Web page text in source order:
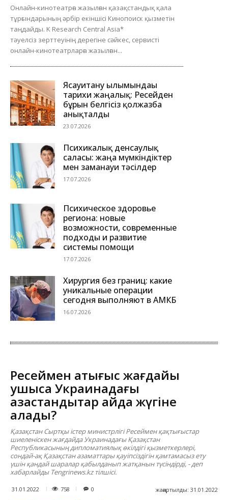
Онлайн-кинотеатрға жазылған қазақстандық қала
тұрғындарының әрбір екіншісі Кинопоиск қызметін
таңдайды. K Research Central Asia*
тәуелсіз зерттеуінің дерегіне сәйкес, сервисті
онлайн-кинотеатрларға жазылған...
Ясауитану ғылымындағы
тарихи жаңалық: Ресейден
бұрын белгісіз қолжазба
анықталды
23.07.2026
Психикалық денсаулық
саласы: жаңа мүмкіндіктер
мен заманауи тәсілдер
17.07.2026
Психическое здоровье
региона: новые
возможности, современные
подходы и развитие
системы помощи
17.07.2026
Хирургия без границ: какие
уникальные операции
сегодня выполняют в АМКБ
16.07.2026